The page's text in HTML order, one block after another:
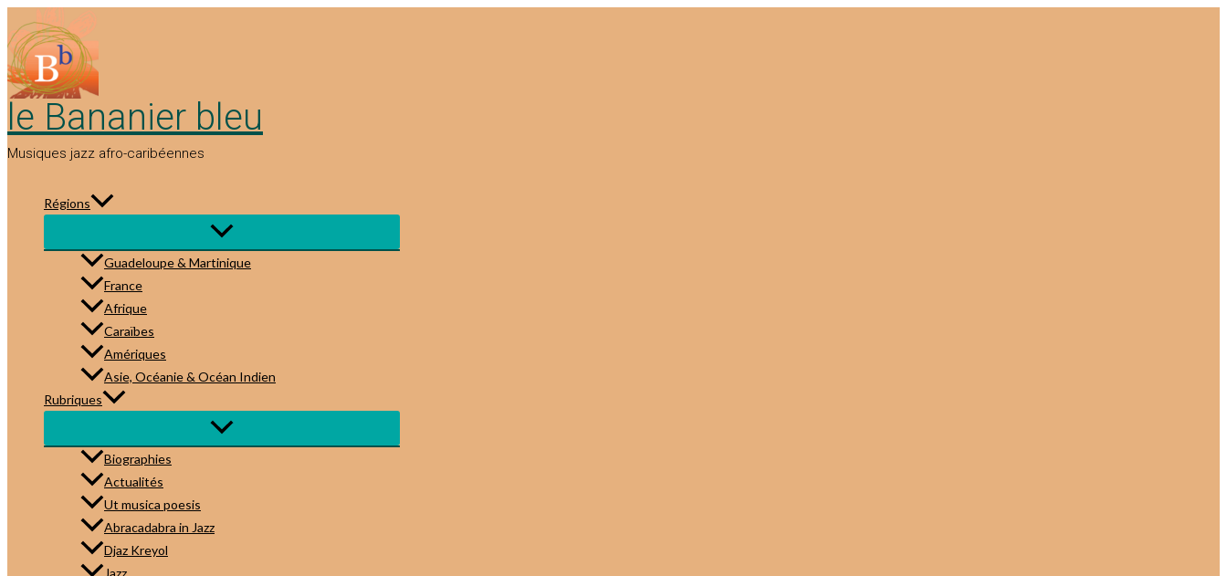
au
contenu
le Bananier bleu
Musiques jazz afro-caribéennes
Régions
Guadeloupe & Martinique
France
Afrique
Caraïbes
Amériques
Asie, Océanie & Océan Indien
Rubriques
Biographies
Actualités
Ut musica poesis
Abracadabra in Jazz
Djaz Kreyol
Jazz